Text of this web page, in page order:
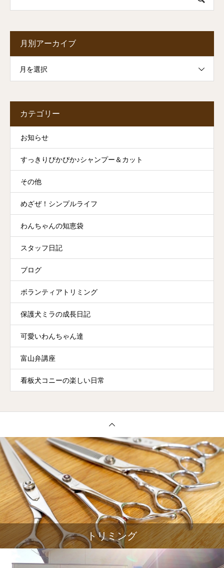
月別アーカイブ
月を選択
カテゴリー
お知らせ
すっきりぴかぴか♪シャンプー＆カット
その他
めざぜ！シンプルライフ
わんちゃんの知恵袋
スタッフ日記
ブログ
ボランティアトリミング
保護犬ミラの成長日記
可愛いわんちゃん達
富山弁講座
看板犬コニーの楽しい日常
トリミング